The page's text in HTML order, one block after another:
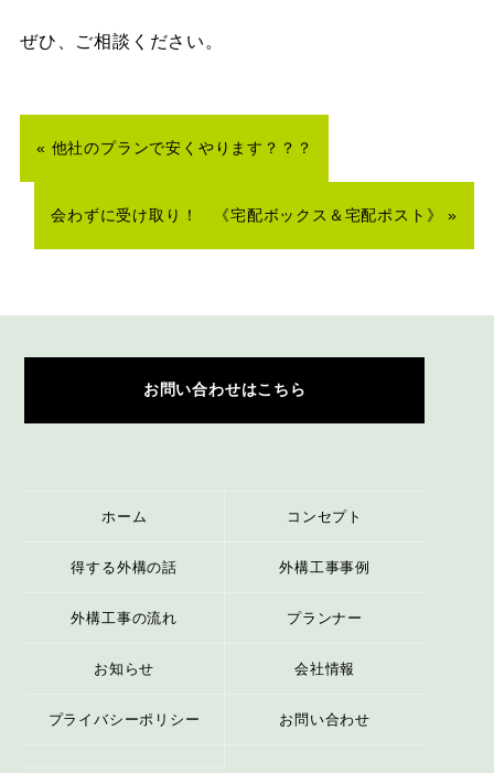
ぜひ、ご相談ください。
« 他社のプランで安くやります？？？
会わずに受け取り！ 《宅配ボックス＆宅配ポスト》 »
お問い合わせはこちら
ホーム コンセプト
得する外構の話 外構工事事例
外構工事の流れ プランナー
お知らせ 会社情報
プライバシーポリシー お問い合わせ